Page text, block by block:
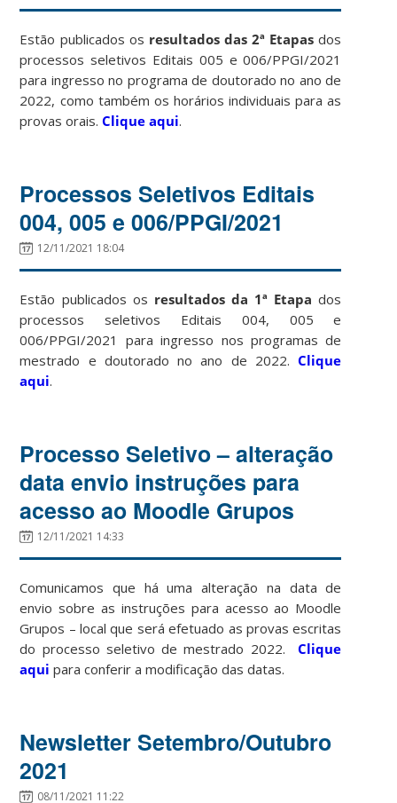
Estão publicados os resultados das 2ª Etapas dos
processos seletivos Editais 005 e 006/PPGI/2021
para ingresso no programa de doutorado no ano de
2022, como também os horários individuais para as
provas orais.Clique aqui.
Processos Seletivos Editais
004, 005 e 006/PPGI/2021
12/11/2021 18:04
Estão publicados os resultados da 1ª Etapa dos
processos seletivos Editais 004, 005 e
006/PPGI/2021 para ingresso nos programas de
mestrado e doutorado no ano de 2022.Clique
aqui.
Processo Seletivo – alteração
data envio instruções para
acesso ao Moodle Grupos
12/11/2021 14:33
Comunicamos que há uma alteração na data de
envio sobre as instruções para acesso ao Moodle
Grupos – local que será efetuado as provas escritas
do processo seletivo de mestrado 2022.Clique
aqui para conferir a modificação das datas.
Newsletter Setembro/Outubro
2021
08/11/2021 11:22